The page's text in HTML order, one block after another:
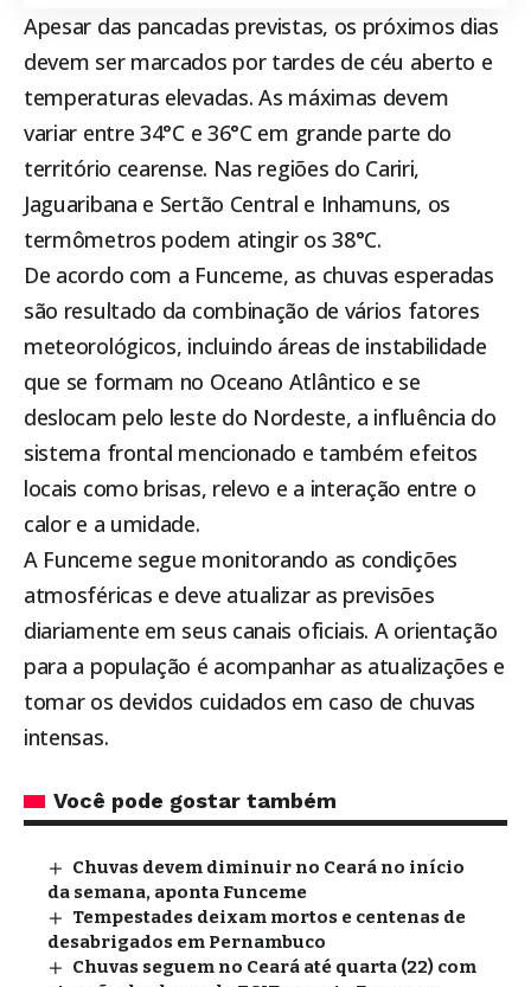
Apesar das pancadas previstas, os próximos dias
devem ser marcados por tardes de céu aberto e
temperaturas elevadas. As máximas devem
variar entre 34°C e 36°C em grande parte do
território cearense. Nas regiões do Cariri,
Jaguaribana e Sertão Central e Inhamuns, os
termômetros podem atingir os 38°C.
De acordo com a Funceme, as chuvas esperadas
são resultado da combinação de vários fatores
meteorológicos, incluindo áreas de instabilidade
que se formam no Oceano Atlântico e se
deslocam pelo leste do Nordeste, a influência do
sistema frontal mencionado e também efeitos
locais como brisas, relevo e a interação entre o
calor e a umidade.
A Funceme segue monitorando as condições
atmosféricas e deve atualizar as previsões
diariamente em seus canais oficiais. A orientação
para a população é acompanhar as atualizações e
tomar os devidos cuidados em caso de chuvas
intensas.
Você pode gostar também
Chuvas devem diminuir no Ceará no início
da semana, aponta Funceme
Tempestades deixam mortos e centenas de
desabrigados em Pernambuco
Chuvas seguem no Ceará até quarta (22) com